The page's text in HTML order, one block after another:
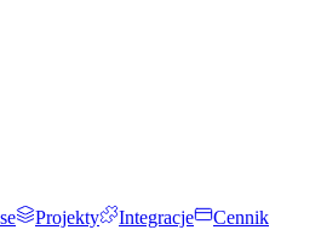
Projekty Integracje Cennik